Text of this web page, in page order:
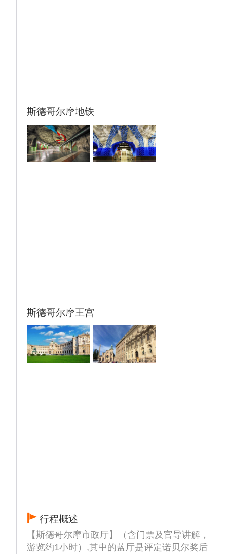
斯德哥尔摩地铁
斯德哥尔摩王宫
行程概述
【斯德哥尔摩市政厅】（含门票及官导讲解，
游览约1小时）,其中的蓝厅是评定诺贝尔奖后